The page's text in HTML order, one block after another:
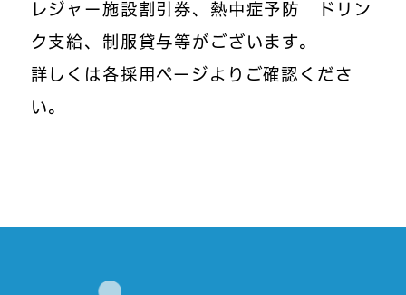
レジャー施設割引券、熱中症予防 ドリン
ク支給、制服貸与等がございます。
詳しくは各採用ページよりご確認くださ
い。